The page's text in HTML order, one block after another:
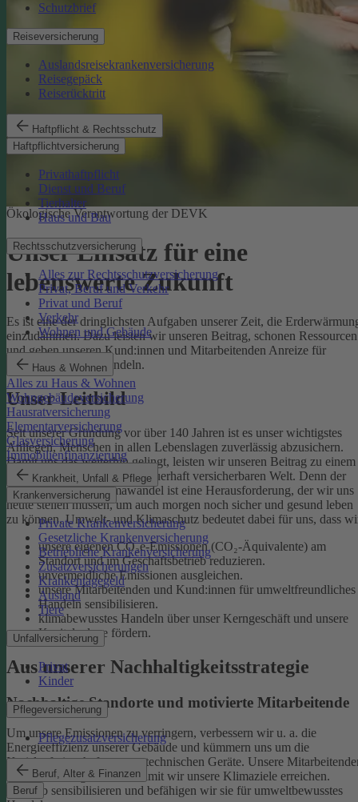
Schutzbrief
Reiseversicherung
Auslandsreisekrankenversicherung
Reisegepäck
Reiserücktritt
Haftpflicht & Rechtsschutz
Haftpflichtversicherung
Privathaftpflicht
Dienst und Beruf
Tierhalter
Haus und Bau
Rechtsschutzversicherung
Alles zur Rechtsschutzversicherung
Privat, Beruf und Verkehr
Privat und Beruf
Verkehr
Wohnen und Gebäude
Haus & Wohnen
Alles zu Haus & Wohnen
Wohngebäudeversicherung
Hausratversicherung
Elementarversicherung
Glasversicherung
Immobilienfinanzierung
Krankheit, Unfall & Pflege
Krankenversicherung
Private Krankenversicherung
Gesetzliche Krankenversicherung
Betriebliche Krankenversicherung
Zusatzversicherungen
Krankentagegeld
Ausland
Tiere
Unfallversicherung
Privat
Kinder
Pflegeversicherung
Pflegezusatzversicherung
Beruf, Alter & Finanzen
Beruf
Ökologische Verantwortung der DEVK
Unser Einsatz für eine
lebenswerte Zukunft
Es ist eine der dringlichsten Aufgaben unserer Zeit, die
einzudämmen. Dazu leisten wir unseren Beitrag, schonen Ressourcen
und geben unseren Kund:innen und Mitarbeitenden Anreize für
umweltbewusstes Handeln.
Unser Leitbild
Seit unserer Gründung vor über 140 Jahren ist es unser wichtigstes
Anliegen, Menschen in allen Lebenslagen zuverlässig abzusichern.
Damit uns das weiterhin gelingt, leisten wir unseren Beitrag zu einem
gesunden Klima und einer dauerhaft versicherbaren Welt. Denn der
menschgemachte Klimawandel ist eine Herausforderung, der wir uns
heute stellen müssen, um auch morgen noch sicher und gesund leben
zu können.Umwelt- und Klimaschutz bedeutet dabei für uns, dass
unsere eigenen CO₂e-Emissionen (CO₂-Äquivalente) am
Standort und im Geschäftsbetrieb reduzieren.
unvermeidliche Emissionen ausgleichen.
unsere Mitarbeitenden und Kund:innen für umweltfreundliches
Handeln sensibilisieren.
klimabewusstes Handeln über unser Kerngeschäft und unsere
Kapitalanlage fördern.
Aus unserer Nachhaltigkeitsstrategie
Nachhaltige Standorte und motivierte Mitarbeitende
Um unsere Emissionen zu verringern, verbessern wir u. a. die
Energieeffizienz unserer Gebäude und kümmern uns um die
Kreislaufwirtschaft unserer technischen Geräte. Unsere
sind ein wichtiger Hebel, damit wir unsere Klimaziele erreichen.
Deshalb sensibilisieren und befähigen wir sie für umweltbewusstes